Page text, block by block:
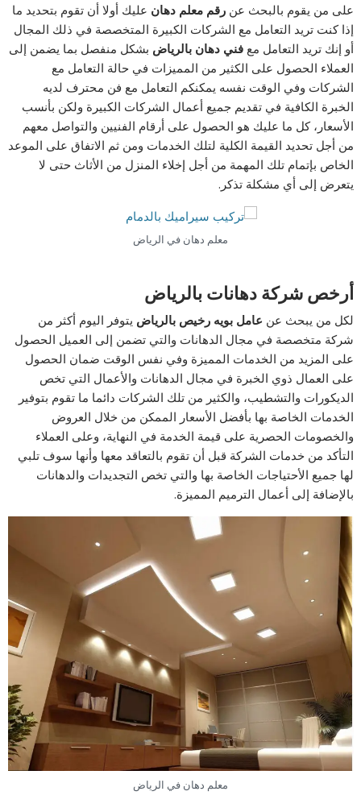
على من يقوم بالبحث عنرقم معلم دهان عليك أولا أن تقوم بتحديد ما
إذا كنت تريد التعامل مع الشركات الكبيرة المتخصصة في ذلك المجال
أو إنك تريد التعامل معفني دهان بالرياض بشكل منفصل بما يضمن إلى
العملاء الحصول على الكثير من المميزات في حالة التعامل مع
الشركات وفي الوقت نفسه يمكنكم التعامل مع فن محترف لديه
الخبرة الكافية في تقديم جميع أعمال الشركات الكبيرة ولكن بأنسب
الأسعار، كل ما عليك هو الحصول على أرقام الفنيين والتواصل معهم
من أجل تحديد القيمة الكلية لتلك الخدمات ومن ثم الاتفاق على الموعد
الخاص بإتمام تلك المهمة من أجل إخلاء المنزل من الأثاث حتى لا
يتعرض إلى أي مشكلة تذكر.
معلم دهان في الرياض
أرخص شركة دهانات بالرياض
لكل من يبحث عن عامل بويه رخيص بالرياض يتوفر اليوم أكثر من
شركة متخصصة في مجال الدهانات والتي تضمن إلى العميل الحصول
على المزيد من الخدمات المميزة وفي نفس الوقت ضمان الحصول
على العمال ذوي الخبرة في مجال الدهانات والأعمال التي تخص
الديكورات والتشطيب، والكثير من تلك الشركات دائما ما تقوم بتوفير
الخدمات الخاصة بها بأفضل الأسعار الممكن من خلال العروض
والخصومات الحصرية على قيمة الخدمة في النهاية، وعلى العملاء
التأكد من خدمات الشركة قبل أن تقوم بالتعاقد معها وأنها سوف تلبي
لها جميع الأحتياجات الخاصة بها والتي تخص التجديدات والدهانات
بالإضافة إلى أعمال الترميم المميزة.
معلم دهان في الرياض